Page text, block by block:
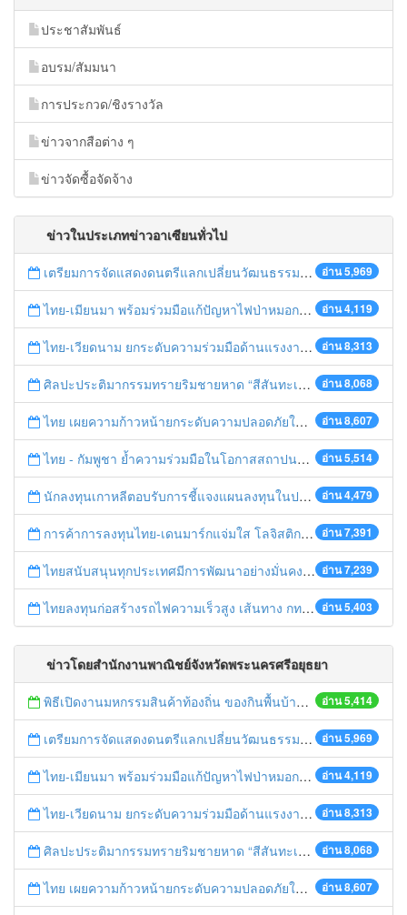
ประชาสัมพันธ์
อบรม/สัมมนา
การประกวด/ชิงรางวัล
ข่าวจากสือต่าง ๆ
ข่าวจัดซื้อจัดจ้าง
ข่าวในประเภทข่าวอาเซียนทั่วไป
อ่าน 5,969
เตรียมการจัดแสดงดนตรีแลกเปลี่ยนวัฒนธรรมไทย-บรูไนฯ "อาไล พาเพลิน”
อ่าน 4,119
ไทย-เมียนมา พร้อมร่วมมือแก้ปัญหาไฟป่าหมอกควัน เตรียมพร้อมเปิดช่องทางห้วยต้นนุ่นเป็นด่านถาวร
อ่าน 8,313
ไทย-เวียดนาม ยกระดับความร่วมมือด้านแรงงานระหว่างประเทศสู่การพัฒนาที่ยั่งยืน
อ่าน 8,068
ศิลปะประติมากรรมทรายริมชายหาด “สีสันทะเลชุมพร สู่อาเซียน”
อ่าน 8,607
ไทย เผยความก้าวหน้ายกระดับความปลอดภัยในการทำงานสู่มาตรฐานสากล
อ่าน 5,514
ไทย - กัมพูชา ย้ำความร่วมมือในโอกาสสถาปนาความสัมพันธ์ทางการทูตครบรอบ 65 ปี
อ่าน 4,479
นักลงทุนเกาหลีตอบรับการชี้แจงแผนลงทุนในประเทศไทย
อ่าน 7,391
การค้าการลงทุนไทย-เดนมาร์กแจ่มใส โลจิสติกส์ไทยโดดเด่นในภูมิภาค
อ่าน 7,239
ไทยสนับสนุนทุกประเทศมีการพัฒนาอย่างมั่นคง มั่งคั่ง ยั่งยืน ในการประชุม Boao Forum for Asia
อ่าน 5,403
ไทยลงทุนก่อสร้างรถไฟความเร็วสูง เส้นทาง กทม.-นครราชสีมา
ข่าวโดยสำนักงานพาณิชย์จังหวัดพระนครศรีอยุธยา
อ่าน 5,414
พิธีเปิดงานมหกรรมสินค้าท้องถิ่น ของกินพื้นบ้าน งานสรงน้ำหลวงปู่ทวด และเปิดศูนย์เครือข่ายธุรกิจ Biz Club จังหวัดพระนครศรีอยุธยา
อ่าน 5,969
เตรียมการจัดแสดงดนตรีแลกเปลี่ยนวัฒนธรรมไทย-บรูไนฯ "อาไล พาเพลิน”
อ่าน 4,119
ไทย-เมียนมา พร้อมร่วมมือแก้ปัญหาไฟป่าหมอกควัน เตรียมพร้อมเปิดช่องทางห้วยต้นนุ่นเป็นด่านถาวร
อ่าน 8,313
ไทย-เวียดนาม ยกระดับความร่วมมือด้านแรงงานระหว่างประเทศสู่การพัฒนาที่ยั่งยืน
อ่าน 8,068
ศิลปะประติมากรรมทรายริมชายหาด “สีสันทะเลชุมพร สู่อาเซียน”
อ่าน 8,607
ไทย เผยความก้าวหน้ายกระดับความปลอดภัยในการทำงานสู่มาตรฐานสากล